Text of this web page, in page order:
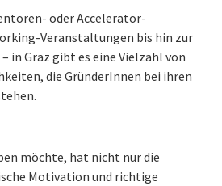
oder Accelerator-
Veranstaltungen bis hin zur
in Graz gibt es eine Vielzahl von
die GründerInnen bei ihren
möchte, hat nicht nur die
Motivation und richtige